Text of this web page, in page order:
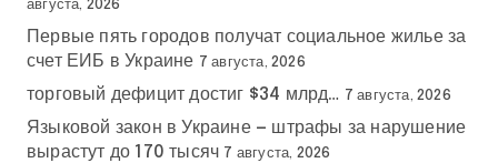
августа, 2026
Первые пять городов получат социальное жилье за
счет ЕИБ в Украине 7 августа, 2026
торговый дефицит достиг $34 млрд… 7 августа, 2026
Языковой закон в Украине — штрафы за нарушение
вырастут до 170 тысяч 7 августа, 2026